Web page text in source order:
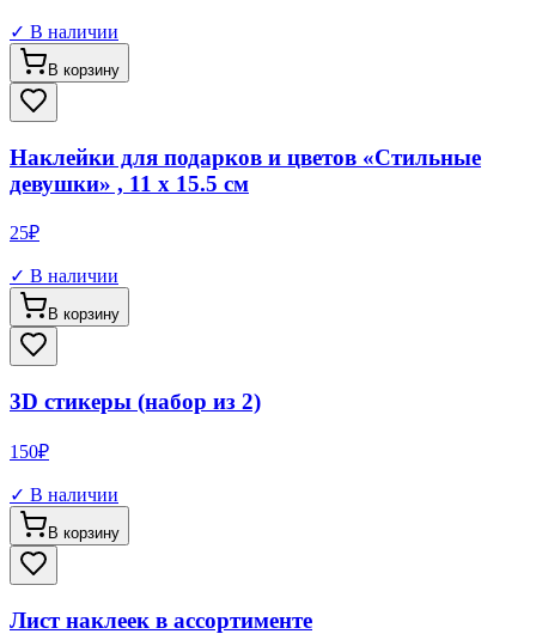
✓ В наличии
В корзину
Наклейки для подарков и цветов «Стильные
девушки» , 11 х 15.5 см
25₽
✓ В наличии
В корзину
3D стикеры (набор из 2)
150₽
✓ В наличии
В корзину
Лист наклеек в ассортименте